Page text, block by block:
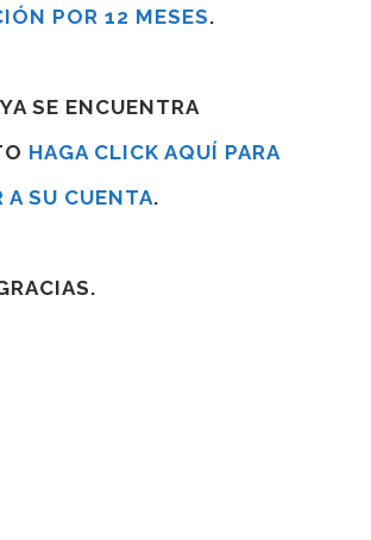
POR 12 MESES.
SE ENCUENTRA
HAGA CLICK AQUÍ PARA
A SU CUENTA.